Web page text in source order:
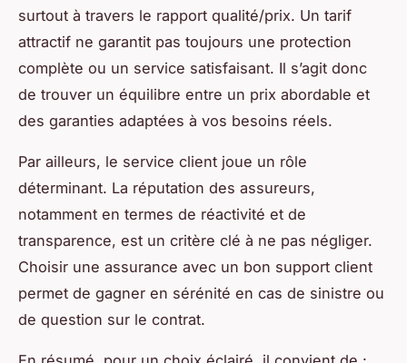
surtout à travers le rapport qualité/prix. Un tarif
attractif ne garantit pas toujours une protection
complète ou un service satisfaisant. Il s’agit donc
de trouver un équilibre entre un prix abordable et
des garanties adaptées à vos besoins réels.
Par ailleurs, le service client joue un rôle
déterminant. La réputation des assureurs,
notamment en termes de réactivité et de
transparence, est un critère clé à ne pas négliger.
Choisir une assurance avec un bon support client
permet de gagner en sérénité en cas de sinistre ou
de question sur le contrat.